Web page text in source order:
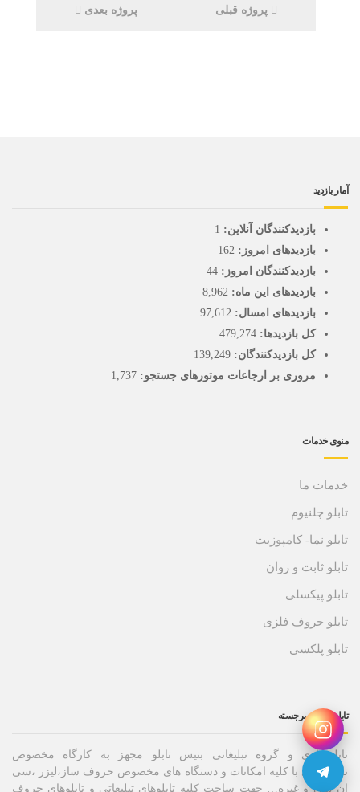
پروژه قبلی پروژه بعدی
آمار بازدید
بازدیدکنندگان آنلاین: 1
بازدیدهای امروز: 162
بازدیدکنندگان امروز: 44
بازدیدهای این ماه: 8,962
بازدیدهای امسال: 97,612
کل بازدیدها: 479,274
کل بازدیدکنند‌گان: 139,249
مروری بر ارجاعات موتورهای جستجو: 1,737
منوی خدمات
خدمات ما
تابلو چلنیوم
تابلو نما- کامپوزیت
تابلو ثابت و روان
تابلو پیکسلی
تابلو حروف فلزی
تابلو پلکسی
تابلو حروف برجسته
تابلوسازی و گروه تبلیغاتی بنیس تابلو مجهز به کارگاه مخصوص
تابلوسازی با کلیه امکانات و دستگاه های مخصوص حروف ساز،لیزر ،سی
ان سی و غیره… جهت ساخت کلیه تابلوهای تبلیغاتی و تابلوهای حروف